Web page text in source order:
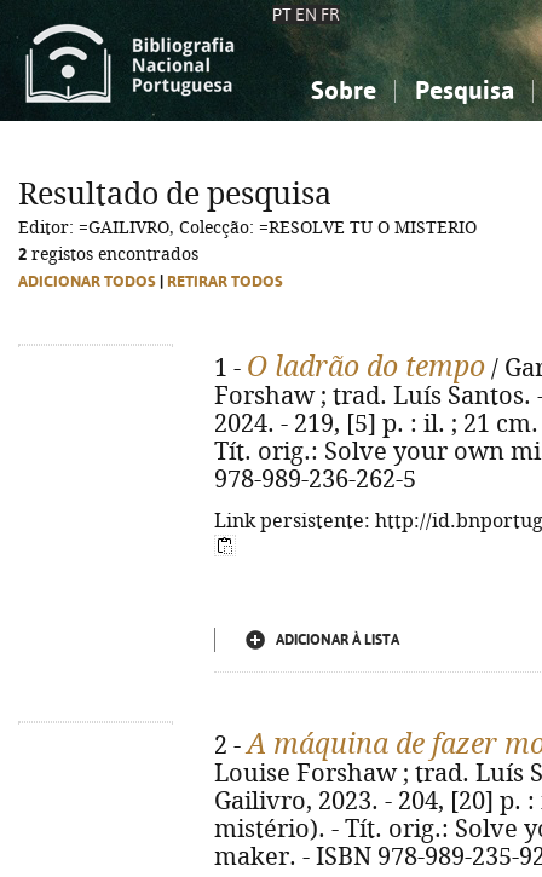
PT EN FR
Sobre Pesquisa
Ciências sociais...
Ciências sociais...
Resultado de pesquisa
Editor: =GAILIVRO, Colecção: =RESOLVE TU O MISTERIO
2 registos encontrados
ADICIONAR TODOS RETIRAR TODOS
1 - O ladrão do tempo /
Forshaw ; trad. Luís Santos.
2024. - 219, [5] p. : il. ; 21
Tít. orig.: Solve your own
978-989-236-262-5
Link persistente: http://
ADICIONAR À LISTA
2 -A máquina de fazer
Louise Forshaw ; trad. Luís
Gailivro, 2023. - 204, [20] p.
mistério). - Tít. orig.: Solve
maker. - ISBN 978-989-235-